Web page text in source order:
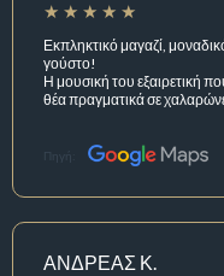
Εκπληκτικό μαγαζί,
γούστο!
Η μουσική του εξαιρετική
θέα πραγματικά σε
Πηγή:
ΑΝΔΡΕΑΣ Κ.